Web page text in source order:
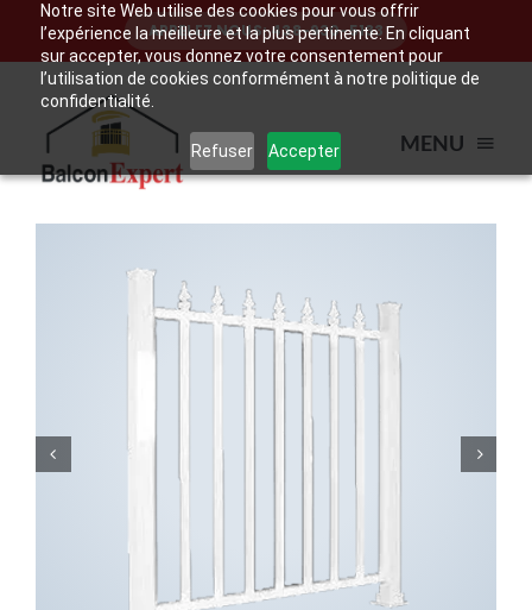
Notre site Web utilise des cookies pour vous offrir
l’expérience la meilleure et la plus pertinente. En cliquant
sur accepter, vous donnez votre consentement pour
l’utilisation de cookies conformément à notre politique de
confidentialité.
Refuser Accepter
content
APPELEZ NOUS: 438-930-5133
MENU
BALCON